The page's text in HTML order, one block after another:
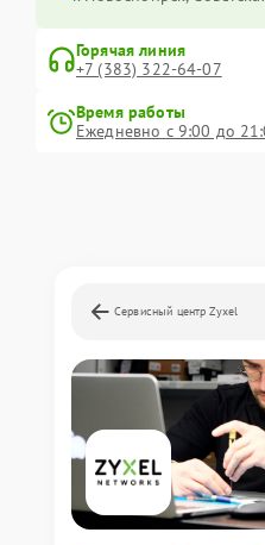
Горячая линия
+7 (383) 322-64-07
Время работы
Ежедневно с 9:00 до
Сервисный центр Zyxel